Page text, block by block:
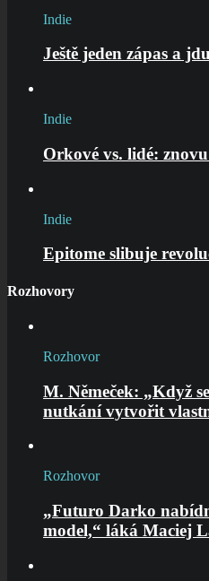
Indie
Ještě jeden zápas a
Indie
Orkové vs. lidé:
Indie
Epitome slibuje
Rozhovory
Rozhovor
M. Němeček: „Když
nutkání vytvořit
Rozhovor
„Futuro Darko
model,“ láká Maciej